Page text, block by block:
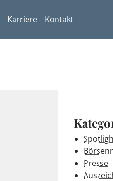
Karriere Kontakt
Presse